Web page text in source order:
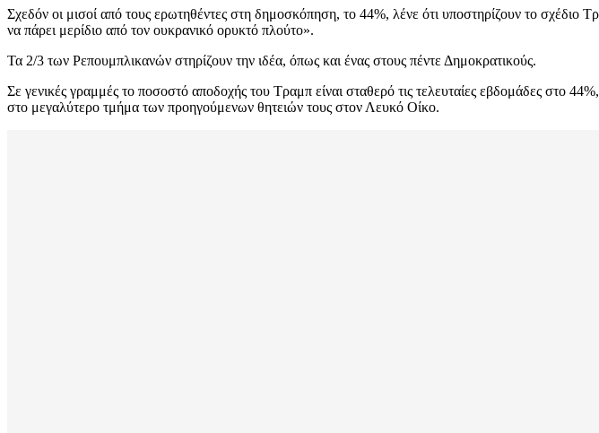
Σχεδόν οι μισοί από τους ερωτηθέντες στη δημοσκόπηση, το 44%, λένε ότι υποστηρίζουν το σχέδιο
να πάρει μερίδιο από τον ουκρανικό ορυκτό πλούτο».
Τα 2/3 των Ρεπουμπλικανών στηρίζουν την ιδέα, όπως και ένας στους πέντε Δημοκρατικούς.
Σε γενικές γραμμές το ποσοστό αποδοχής του Τραμπ είναι σταθερό τις τελευταίες εβδομάδες στο
στο μεγαλύτερο τμήμα των προηγούμενων θητειών τους στον Λευκό Οίκο.